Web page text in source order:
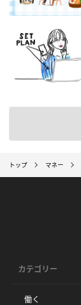
トップ マネー
カテゴリー
働く